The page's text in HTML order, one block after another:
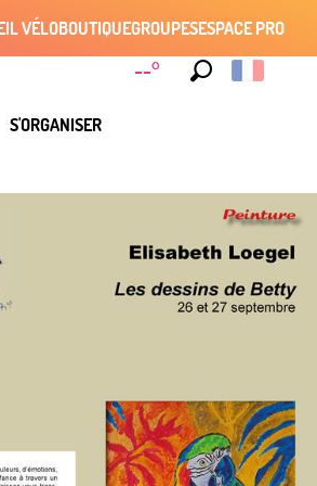
--°
VÉLOBOUTIQUEGROUPESESPACE PRO
S'ORGANISER